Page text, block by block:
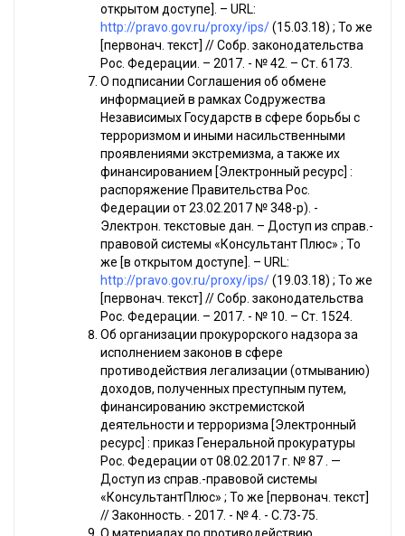
открытом доступе]. – URL:
http://pravo.gov.ru/proxy/ips/(15.03.18) ; То же
[первонач. текст] // Собр. законодательства
Рос. Федерации. – 2017. - № 42. – Ст. 6173.
О подписании Соглашения об обмене
информацией в рамках Содружества
Независимых Государств в сфере борьбы с
терроризмом и иными насильственными
проявлениями экстремизма, а также их
финансированием [Электронный ресурс] :
распоряжение Правительства Рос.
Федерации от 23.02.2017 № 348-р). -
Электрон. текстовые дан. – Доступ из справ.-
правовой системы «Консультант Плюс» ; То
же [в открытом доступе]. – URL:
http://pravo.gov.ru/proxy/ips/(19.03.18) ; То же
[первонач. текст] // Собр. законодательства
Рос. Федерации. – 2017. - № 10. – Ст. 1524.
Об организации прокурорского надзора за
исполнением законов в сфере
противодействия легализации (отмыванию)
доходов, полученных преступным путем,
финансированию экстремистской
деятельности и терроризма [Электронный
ресурс] : приказ Генеральной прокуратуры
Рос. Федерации от 08.02.2017 г. № 87 . —
Доступ из справ.-правовой системы
«КонсультантПлюс» ; То же [первонач. текст]
// Законность. - 2017. - № 4. - С.73-75.